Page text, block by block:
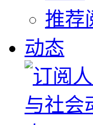
推荐
动态